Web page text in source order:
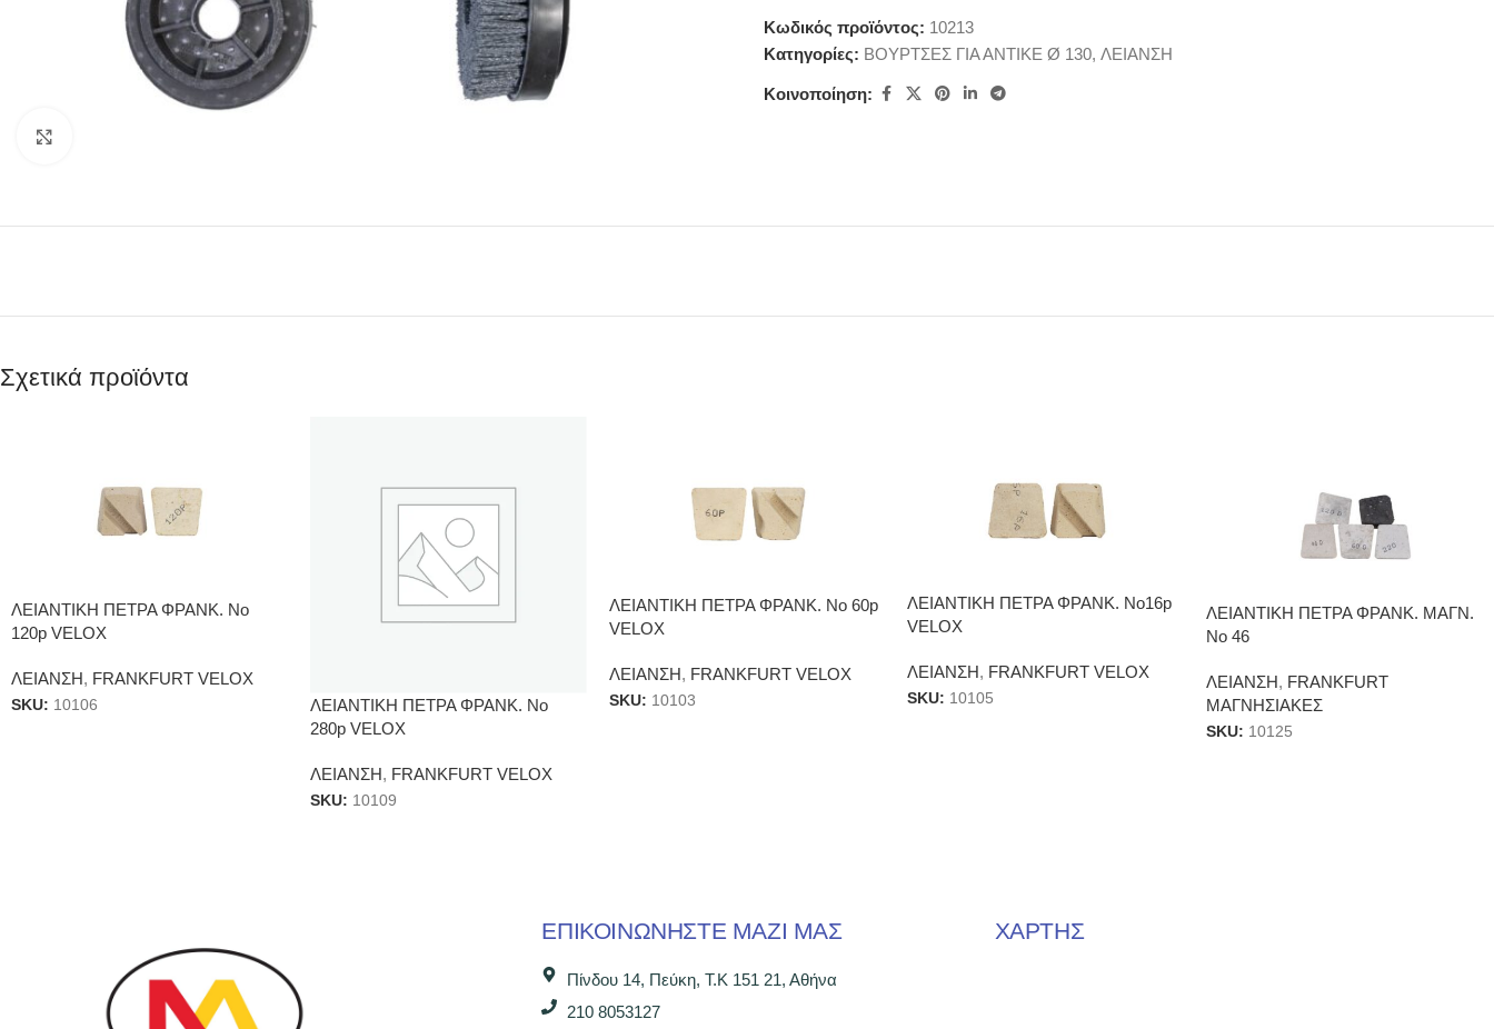
Κωδικός προϊόντος: 10213
Κατηγορίες: ΒΟΥΡΤΣΕΣ ΓΙΑ ΑΝΤΙΚΕ Ø 130, ΛΕΙΑΝΣΗ
Κοινοποίηση:
Σχετικά προϊόντα
ΛΕΙΑΝΤΙΚΗ ΠΕΤΡΑ ΦΡΑΝΚ. Νο
120p VELOX
ΛΕΙΑΝΣΗ, FRANKFURT VELOX
SKU: 10106
ΛΕΙΑΝΤΙΚΗ ΠΕΤΡΑ ΦΡΑΝΚ. Νο
280p VELOX
ΛΕΙΑΝΣΗ, FRANKFURT VELOX
SKU: 10109
ΛΕΙΑΝΤΙΚΗ ΠΕΤΡΑ ΦΡΑΝΚ. Νο 60p
VELOX
ΛΕΙΑΝΣΗ, FRANKFURT VELOX
SKU: 10103
ΛΕΙΑΝΤΙΚΗ ΠΕΤΡΑ ΦΡΑΝΚ. Νο16p
VELOX
ΛΕΙΑΝΣΗ, FRANKFURT VELOX
SKU: 10105
ΛΕΙΑΝΤΙΚΗ ΠΕΤΡΑ ΦΡΑΝΚ. ΜΑΓΝ.
Νο 46
ΛΕΙΑΝΣΗ, FRANKFURT
ΜΑΓΝΗΣΙΑΚΕΣ
SKU: 10125
ΕΠΙΚΟΙΝΩΝΉΣΤΕ ΜΑΖΊ ΜΑΣ
Πίνδου 14, Πεύκη, Τ.Κ 151 21, Αθήνα
210 8053127
ΧΑΡΤΗΣ